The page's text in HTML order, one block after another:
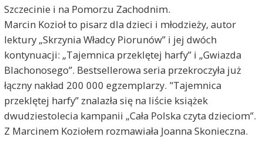
Szczecinie i na Pomorzu Zachodnim.
Marcin Kozioł to pisarz dla dzieci i młodzieży, autor
lektury „Skrzynia Władcy Piorunów” i jej dwóch
kontynuacji: „Tajemnica przeklętej harfy” i „Gwiazda
Blachonosego”. Bestsellerowa seria przekroczyła już
łączny nakład 200 000 egzemplarzy. "Tajemnica
przeklętej harfy” znalazła się na liście książek
dwudziestolecia kampanii „Cała Polska czyta dzieciom”.
Z Marcinem Koziołem rozmawiała Joanna Skonieczna.